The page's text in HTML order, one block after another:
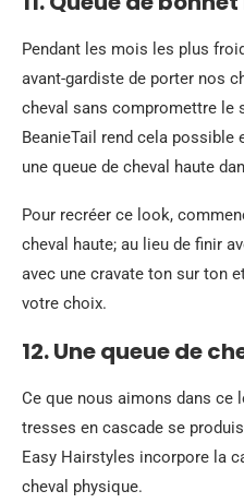
Pendant les mois les plus
avant-gardiste de porter nos
cheval sans compromettre le
BeanieTail rend cela possible
une queue de cheval haute
Pour recréer ce look,
cheval haute; au lieu de finir
avec une cravate ton sur ton
votre choix.
12. Une queue de
Ce que nous aimons dans ce
tresses en cascade se
Easy Hairstyles incorpore la
cheval physique.